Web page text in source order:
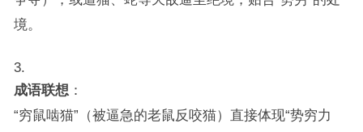
境。
成语联想 ：
“穷鼠啮猫”（被逼急的老鼠反咬猫）直接体现“势穷力